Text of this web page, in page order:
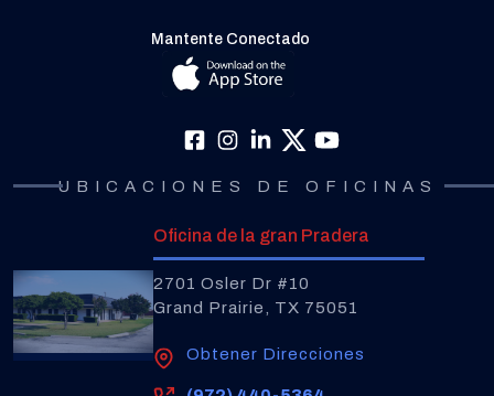
Mantente Conectado
UBICACIONES DE OFICINAS
Oficina de la gran Pradera
2701 Osler Dr #10
Grand Prairie, TX 75051
Obtener Direcciones